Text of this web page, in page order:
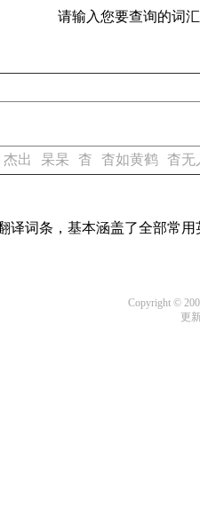
请输入您要查询的词汇
杰出 杲杲 杳 杳如黄鹤 杳无
译词条，基本涵盖了全部常
Copyright ©
更